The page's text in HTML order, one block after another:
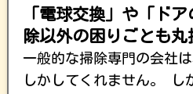
「電球交換」や「ド
除以外の困りごとも丸
一般的な掃除専門の会社
しかしてくれません。 し